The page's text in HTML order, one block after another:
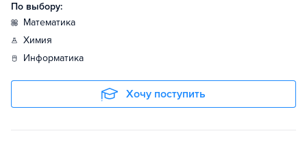
По выбору:
математика
химия
информатика
Хочу поступить